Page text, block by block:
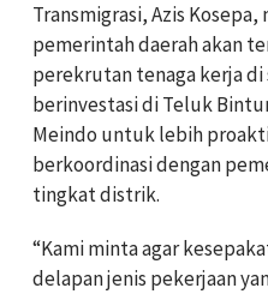
Transmigrasi, Azis
pemerintah daerah akan
perekrutan tenaga kerja
berinvestasi di Teluk
Meindo untuk lebih
berkoordinasi dengan
tingkat distrik.
“Kami minta agar
delapan jenis pekerjaan